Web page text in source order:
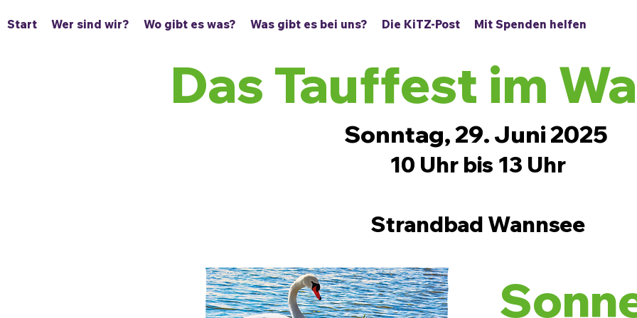
Start Wer sind wir? Wo gibt es was? Was gibt es bei uns? Die KiTZ-Post Mit Spenden helfen
Das Tauffest im
Sonntag, 29. Juni 2025
10 Uhr bis 13 Uhr
Strandbad Wannsee